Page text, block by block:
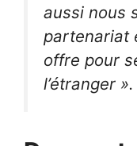
aussi nous
partenariat
offre pour
l’étranger ».